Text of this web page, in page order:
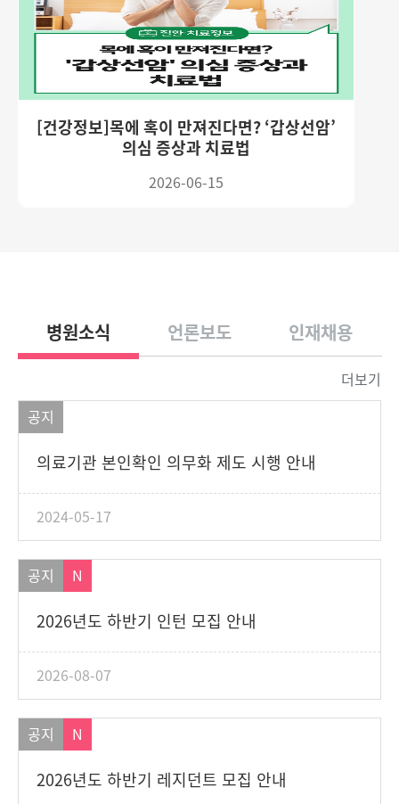
[건강정보]목에 혹이 만져진다면? ‘갑상선암’
의심 증상과 치료법
2026-06-15
병원소식 언론보도 인재채용
더보기
공지
의료기관 본인확인 의무화 제도 시행 안내
2024-05-17
공지 N
2026년도 하반기 인턴 모집 안내
2026-08-07
공지 N
2026년도 하반기 레지던트 모집 안내